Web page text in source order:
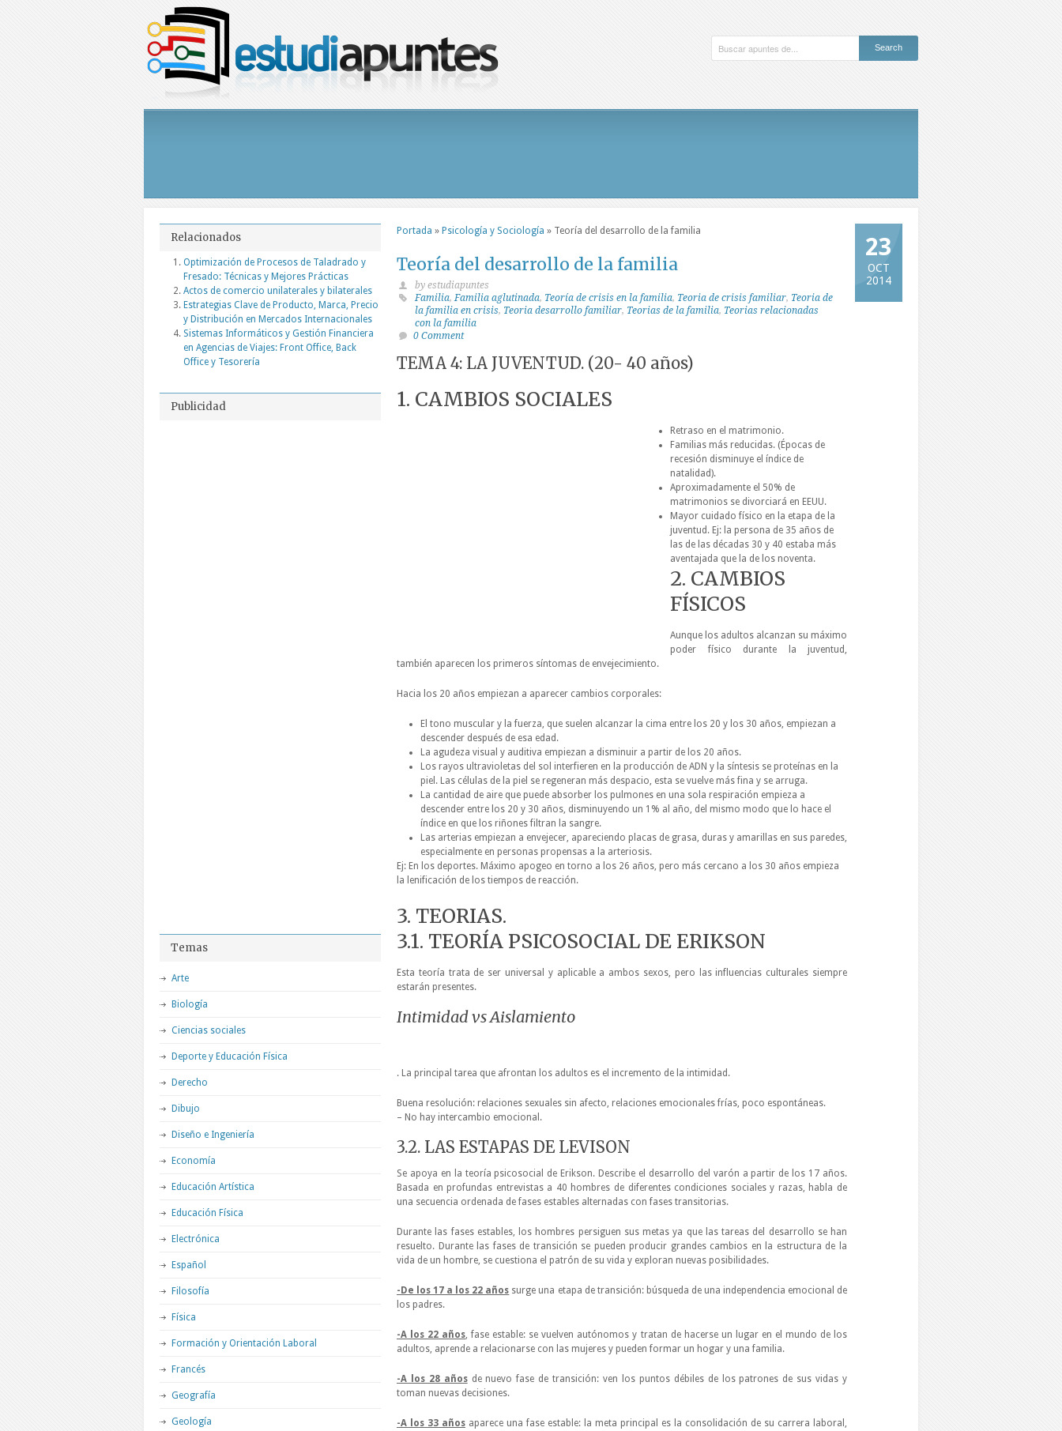
23
OCT
2014
Portada » Psicología y Sociología » Teoría del desarrollo de la familia
Teoría del desarrollo de la familia
by estudiapuntes
Familia,Familia aglutinada, Teoría de crisis en la familia, Teoria de crisis familiar, Teoria de
la familia en crisis, Teoria desarrollo familiar, Teorias de la familia, Teorias relacionadas
con la familia
0 Comment
TEMA 4: LA JUVENTUD. (20- 40 años)
1. CAMBIOS SOCIALES
Retraso en el matrimonio.
Familias más reducidas. (Épocas de
recesión disminuye el índice de
natalidad).
Aproximadamente el 50% de
matrimonios se divorciará en EEUU.
Mayor cuidado físico en la etapa de la
juventud. Ej: la persona de 35 años de
las de las décadas 30 y 40 estaba más
aventajada que la de los noventa.
2. CAMBIOS
FÍSICOS
Aunque los adultos alcanzan su máximo
poder físico durante la juventud,
también aparecen los primeros síntomas de envejecimiento.
Hacia los 20 años empiezan a aparecer cambios corporales:
El tono muscular y la fuerza, que suelen alcanzar la cima entre los 20 y los 30 años, empiezan a
descender después de esa edad.
La agudeza visual y auditiva empiezan a disminuir a partir de los 20 años.
Los rayos ultravioletas del sol interfieren en la producción de ADN y la síntesis se proteínas en la
piel. Las células de la piel se regeneran más despacio, esta se vuelve más fina y se arruga.
La cantidad de aire que puede absorber los pulmones en una sola respiración empieza a
descender entre los 20 y 30 años, disminuyendo un 1% al año, del mismo modo que lo hace el
índice en que los riñones filtran la sangre.
Las arterias empiezan a envejecer, apareciendo placas de grasa, duras y amarillas en sus paredes,
especialmente en personas propensas a la arteriosis.
Ej: En los deportes. Máximo apogeo en torno a los 26 años, pero más cercano a los 30 años empieza
la lenificación de los tiempos de reacción.
3. TEORIAS.
3.1. TEORÍA PSICOSOCIAL DE ERIKSON
Esta teoría trata de ser universal y aplicable a ambos sexos, pero las influencias culturales siempre
estarán presentes.
Intimidad vs Aislamiento
. La principal tarea que afrontan los adultos es el incremento de la intimidad.
Buena resolución: relaciones sexuales sin afecto, relaciones emocionales frías, poco espontáneas.
– No hay intercambio emocional.
3.2. LAS ESTAPAS DE LEVISON
Se apoya en la teoría psicosocial de Erikson. Describe el desarrollo del varón a partir de los 17 años.
Basada en profundas entrevistas a 40 hombres de diferentes condiciones sociales y razas, habla de
una secuencia ordenada de fases estables alternadas con fases transitorias.
Durante las fases estables, los hombres persiguen sus metas ya que las tareas del desarrollo se han
resuelto. Durante las fases de transición se pueden producir grandes cambios en la estructura de la
vida de un hombre, se cuestiona el patrón de su vida y exploran nuevas posibilidades.
-De los 17 a los 22 años surge una etapa de transición: búsqueda de una independencia emocional de
los padres.
-A los 22 años, fase estable: se vuelven autónomos y tratan de hacerse un lugar en el mundo de los
adultos, aprende a relacionarse con las mujeres y pueden formar un hogar y una familia.
-A los 28 añosde nuevo fase de transición: ven los puntos débiles de los patrones de sus vidas y
toman nuevas decisiones.
-A los 33 años aparece una fase estable: la meta principal es la consolidación de su carrera laboral,
Relacionados
Optimización de Procesos de Taladrado y
Fresado: Técnicas y Mejores Prácticas
Actos de comercio unilaterales y bilaterales
Estrategias Clave de Producto, Marca, Precio
y Distribución en Mercados Internacionales
Sistemas Informáticos y Gestión Financiera
en Agencias de Viajes: Front Office, Back
Office y Tesorería
Publicidad
Temas
Arte
Biología
Ciencias sociales
Deporte y Educación Física
Derecho
Dibujo
Diseño e Ingeniería
Economía
Educación Artística
Educación Física
Electrónica
Español
Filosofía
Física
Formación y Orientación Laboral
Francés
Geografía
Geología